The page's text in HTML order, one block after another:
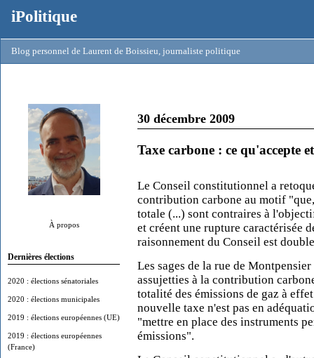
iPolitique
Blog personnel de Laurent de Boissieu, journaliste politique
À propos
Dernières élections
2020 : élections sénatoriales
2020 : élections municipales
2019 : élections européennes (UE)
2019 : élections européennes
(France)
30 décembre 2009
Taxe carbone : ce qu'accepte
Le Conseil constitutionnel a
contribution carbone au motif
totale (...) sont contraires à
et créent une rupture caractérisée
raisonnement du Conseil est
Les sages de la rue de
assujetties à la contribution
totalité des émissions de gaz à
nouvelle taxe n'est pas en
"mettre en place des instruments
émissions".